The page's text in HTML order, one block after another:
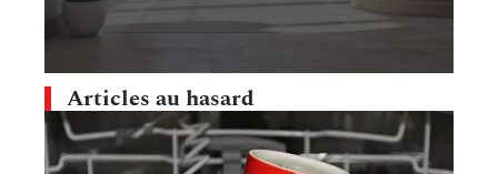
Articles au hasard